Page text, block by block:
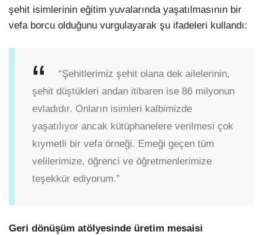
şehit isimlerinin eğitim yuvalarında yaşatılmasının bir
vefa borcu olduğunu vurgulayarak şu ifadeleri kullandı:
“Şehitlerimiz şehit olana dek ailelerinin,
şehit düştükleri andan itibaren ise 86 milyonun
evladıdır. Onların isimleri kalbimizde
yaşatılıyor ancak kütüphanelere verilmesi çok
kıymetli bir vefa örneği. Emeği geçen tüm
velilerimize, öğrenci ve öğretmenlerimize
teşekkür ediyorum.”
Geri dönüşüm atölyesinde üretim mesaisi